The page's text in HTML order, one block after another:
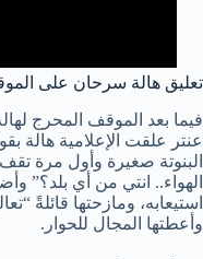
تعليق هالة سرحان على
فيما بعد الموقف المحرج
عنتر علقت الإعلامية هالة
البنوتة صغيرة وأول مرة
الهواء.. انتي من أي بلد؟”
استيعابه، ومازحتها قائلةً
وأعطتها المجال للحوار.